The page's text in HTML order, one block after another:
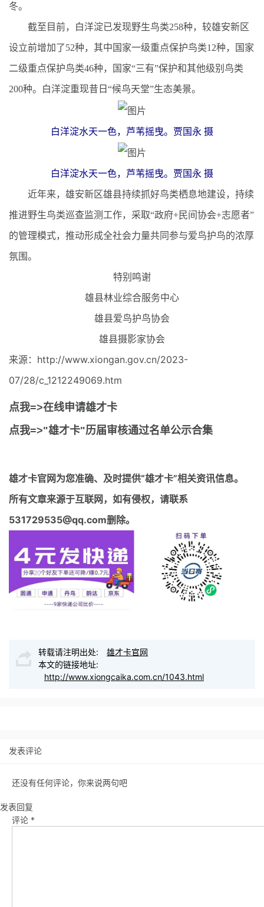
冬。
截至目前，白洋淀已发现野生鸟类258种，较雄安新区
设立前增加了52种，其中国家一级重点保护鸟类12种，国家
二级重点保护鸟类46种，国家“三有”保护和其他级别鸟类
200种。白洋淀重现昔日“候鸟天堂”生态美景。
白洋淀水天一色，芦苇摇曳。贾国永 摄
白洋淀水天一色，芦苇摇曳。贾国永 摄
近年来，雄安新区雄县持续抓好鸟类栖息地建设，持续
推进野生鸟类巡查监测工作，采取“政府+民间协会+志愿者”
的管理模式，推动形成全社会力量共同参与爱鸟护鸟的浓厚
氛围。
特别鸣谢
雄县林业综合服务中心
雄县爱鸟护鸟协会
雄县摄影家协会
来源：http://www.xiongan.gov.cn/2023-
07/28/c_1212249069.htm
点我=>在线申请雄才卡
点我=>"雄才卡"历届审核通过名单公示合集
雄才卡官网为您准确、及时提供“雄才卡”相关资讯信息。
所有文章来源于互联网，如有侵权，请联系
531729535@qq.com删除。
转载请注明出处:
雄才卡官网
本文的链接地址:
http://www.xiongcaika.com.cn/1043.html
发表评论
还没有任何评论，你来说两句吧
发表回复
评论 *